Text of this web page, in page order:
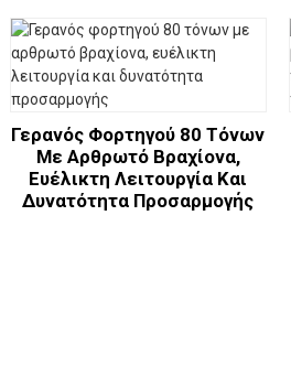
Γερανός Φορτηγού 80 Τόνων
Με Αρθρωτό Βραχίονα,
Ευέλικτη Λειτουργία Και
Δυνατότητα Προσαρμογής